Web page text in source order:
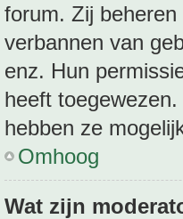
forum. Zij
verbannen van
enz. Hun
heeft
hebben ze
Omhoog
Wat zijn